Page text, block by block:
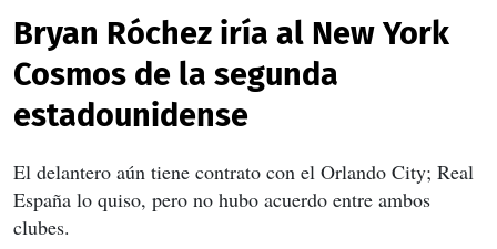
Bryan Róchez iría al New York
Cosmos de la segunda
estadounidense
El delantero aún tiene contrato con el Orlando City; Real
España lo quiso, pero no hubo acuerdo entre ambos
clubes.